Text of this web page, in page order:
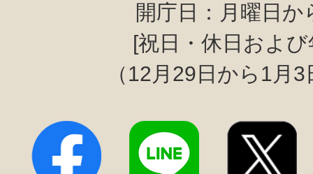
開庁日：月曜日か
[祝日・休日およ
（12月29日から1月